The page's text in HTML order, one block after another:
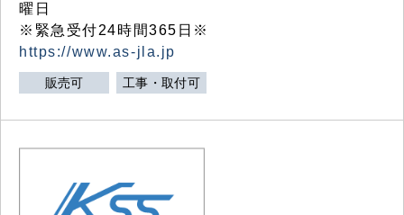
曜日
※緊急受付24時間365日※
https://www.as-jla.jp
販売可 工事・取付可